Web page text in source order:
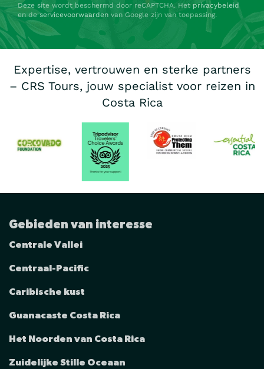
Deze site wordt beschermd door reCAPTCHA. Het privacybeleid
en deservicevoorwaarden van Google zijn van toepassing.
Expertise, vertrouwen en sterke partners
– CRS Tours, jouw specialist voor reizen in
Costa Rica
Gebieden van interesse
Centrale Vallei
Centraal-Pacific
Caribische kust
Guanacaste Costa Rica
Het Noorden van Costa Rica
Zuidelijke Stille Oceaan